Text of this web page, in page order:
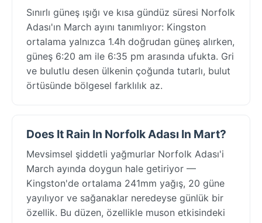
Sınırlı güneş ışığı ve kısa gündüz süresi Norfolk
Adası'ın March ayını tanımlıyor: Kingston
ortalama yalnızca 1.4h doğrudan güneş alırken,
güneş 6:20 am ile 6:35 pm arasında ufukta. Gri
ve bulutlu desen ülkenin çoğunda tutarlı, bulut
örtüsünde bölgesel farklılık az.
Does It Rain In Norfolk Adası In Mart?
Mevsimsel şiddetli yağmurlar Norfolk Adası'i
March ayında doygun hale getiriyor —
Kingston'de ortalama 241mm yağış, 20 güne
yayılıyor ve sağanaklar neredeyse günlük bir
özellik. Bu düzen, özellikle muson etkisindeki